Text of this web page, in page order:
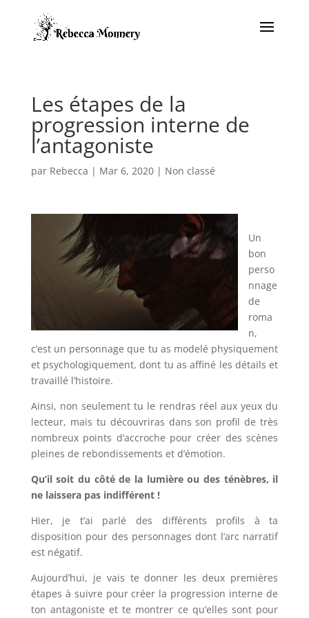
Les étapes de la
progression interne de
l’antagoniste
par Rebecca | Mar 6, 2020| Non classé
Un
bon
perso
nnage
de
roma
n,
c’est un personnage que tu as modelé physiquement
et psychologiquement, dont tu as affiné les détails et
travaillé l’histoire.
Ainsi, non seulement tu le rendras réel aux yeux du
lecteur, mais tu découvriras dans son profil de très
nombreux points d’accroche pour créer des scènes
pleines de rebondissements et d’émotion.
Qu’il soit du côté de la lumière ou des ténèbres, il
ne laissera pas indifférent !
Hier, je t’ai parlé des différents profils à ta
disposition pour des personnages dont l’arc narratif
est négatif.
Aujourd’hui, je vais te donner les deux premières
étapes à suivre pour créer la progression interne de
ton antagoniste et te montrer ce qu’elles sont pour